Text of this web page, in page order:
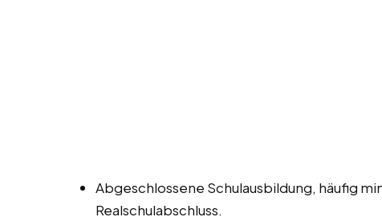
Abgeschlossene Schulausbildung, häufig
Realschulabschluss.